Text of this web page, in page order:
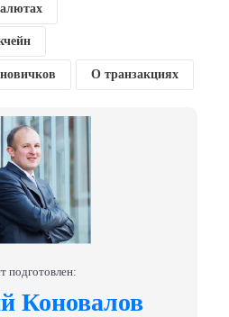
О транзакциях
подготовлен:
Коновалов